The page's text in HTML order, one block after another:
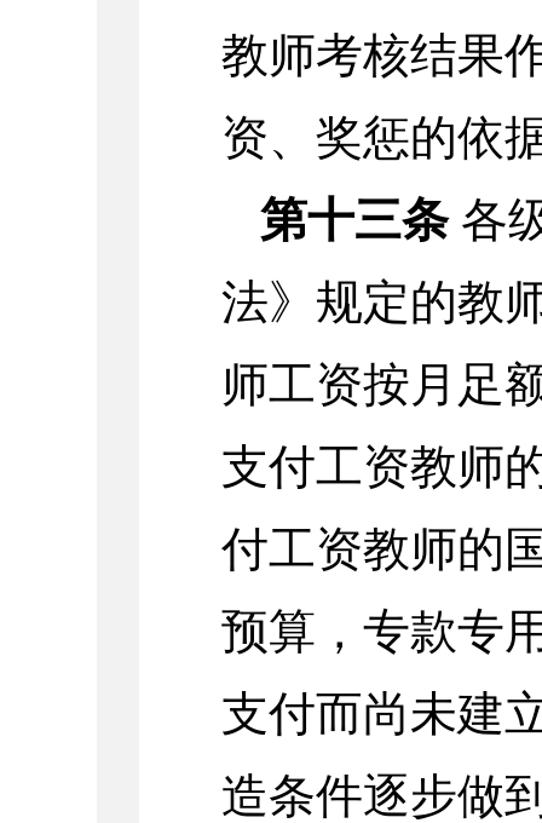
教师考核结果
资、奖惩的依
第十三条各
法》规定的教
师工资按月足
支付工资教师
付工资教师的
预算，专款专
支付而尚未建
造条件逐步做